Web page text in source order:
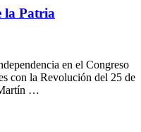
la Patria
en el Congreso
con la Revolución del 25 de
…